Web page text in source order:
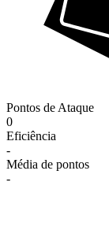
Pontos de Ataque
0
Eficiência
-
Média de pontos
-